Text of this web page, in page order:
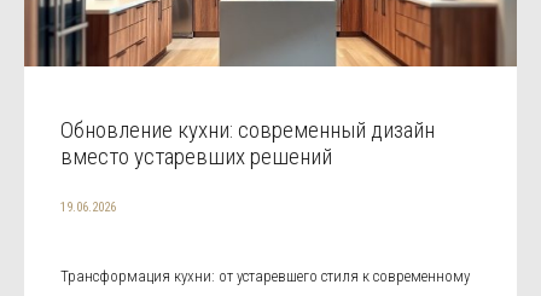
Обновление кухни: современный дизайн
вместо устаревших решений
19.06.2026
Трансформация кухни: от устаревшего стиля к современному